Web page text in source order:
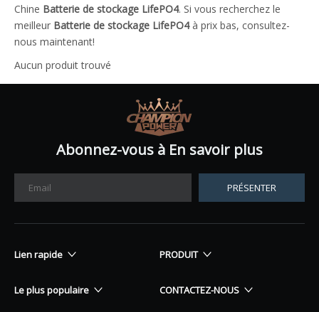
Chine Batterie de stockage LifePO4. Si vous recherchez le
meilleur Batterie de stockage LifePO4à prix bas, consultez-
nous maintenant!
Aucun produit trouvé
Abonnez-vous à En savoir plus
PRÉSENTER
Lien rapide PRODUIT
Le plus populaire CONTACTEZ-NOUS